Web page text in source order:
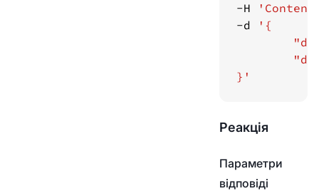
-H
-d
}'
Реакція
Параметри
відповіді